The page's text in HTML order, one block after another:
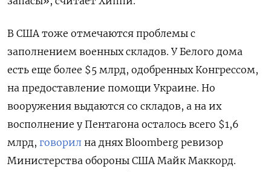
В США тоже отмечаются проблемы с
заполнением военных складов. У Белого дома
есть еще более $5 млрд, одобренных Конгрессом,
на предоставление помощи Украине. Но
вооружения выдаются со складов, а на их
восполнение у Пентагона осталось всего $1,6
млрд, говорил на днях Bloomberg ревизор
Министерства обороны США Майк Маккорд.